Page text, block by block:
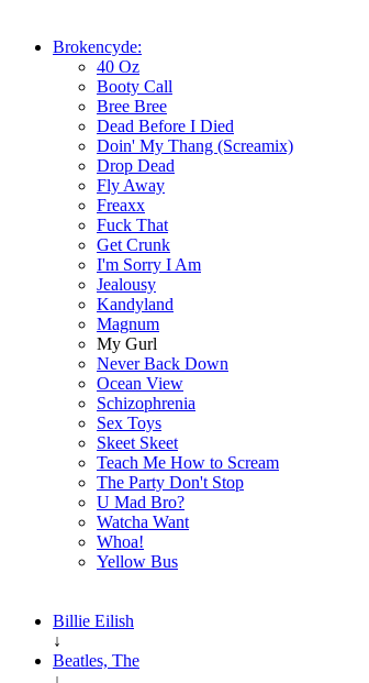
Brokencyde:
40 Oz
Booty Call
Bree Bree
Dead Before I Died
Doin' My Thang (Screamix)
Drop Dead
Fly Away
Freaxx
Fuck That
Get Crunk
I'm Sorry I Am
Jealousy
Kandyland
Magnum
My Gurl
Never Back Down
Ocean View
Schizophrenia
Sex Toys
Skeet Skeet
Teach Me How to Scream
The Party Don't Stop
U Mad Bro?
Watcha Want
Whoa!
Yellow Bus
Billie Eilish
↓
Beatles, The